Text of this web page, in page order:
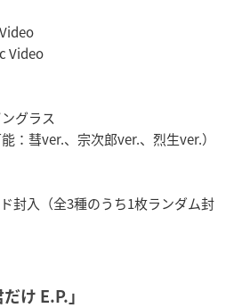
Video
グラス
：彗ver.、宗次郎ver.、烈生ver.）
封入（全3種のうち1枚ランダム封
け E.P.」